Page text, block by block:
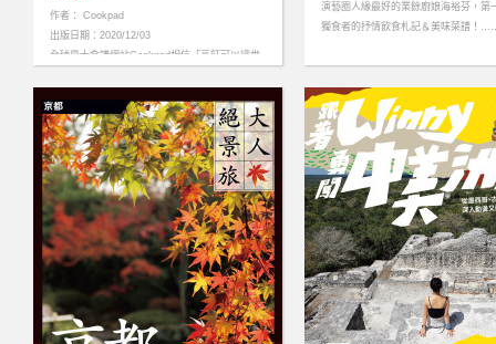
作者： Cookpad
出版日期：2020/12/03
全球最大食譜網站Cookpad相信「烹飪可以讓世
烹煮記憶中難忘的菜餚，將屬於「家」的飲食滋
味和料理故事，……more
演藝圈人緣最好的業餘廚娘海裕芬，第
獨食者的抒情飲食札記＆美味菜譜！